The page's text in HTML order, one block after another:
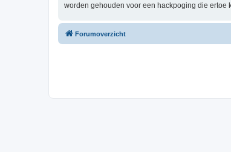
worden gehouden voor een hackpoging die ertoe
Forumoverzicht